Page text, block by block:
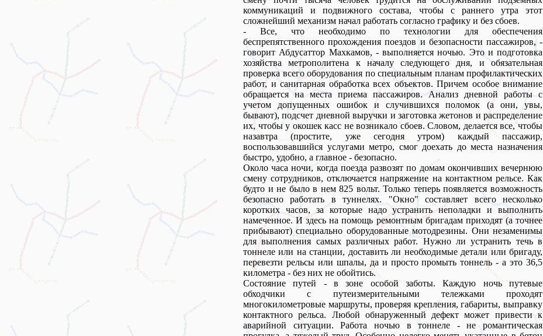
коммуникаций и подвижного состава, чтобы с раннего утра этот
сложнейший механизм начал работать согласно графику и без сбоев.
- Все, что необходимо по технологии для обеспечения
беспрепятственного прохождения поездов и безопасности пассажиров, -
говорит Абдусаттор Махкамов, - выполняется ночью. Это и подготовка
хозяйства метрополитена к началу следующего дня, и обязательная
проверка всего оборудования по специальным планам профилактических
работ, и санитарная обработка всех объектов. Причем особое внимание
обращается на места приема пассажиров. Анализ дневной работы с
учетом допущенных ошибок и случившихся поломок (а они, увы,
бывают), подсчет дневной выручки и заготовка жетонов и распределение
их, чтобы у окошек касс не возникало сбоев. Словом, делается все, чтобы
назавтра (простите, уже сегодня утром) каждый пассажир,
воспользовавшийся услугами метро, смог доехать до места назначения
быстро, удобно, а главное - безопасно.
Около часа ночи, когда поезда развозят по домам окончивших вечернюю
смену сотрудников, отключается напряжение на контактном рельсе. Как
будто и не было в нем 825 вольт. Только теперь появляется возможность
безопасно работать в туннелях. "Окно" составляет всего несколько
коротких часов, за которые надо устранить неполадки и выполнить
намеченное. И здесь на помощь ремонтным бригадам приходят (а точнее
прибывают) специально оборудованные мотодрезины. Они незаменимы
для выполнения самых различных работ. Нужно ли устранить течь в
тоннеле или на станции, доставить ли необходимые детали или бригаду,
перевезти рельсы или шпалы, да и просто промыть тоннель - а это 36,5
километра - без них не обойтись.
Состояние путей - в зоне особой заботы. Каждую ночь путевые
обходчики с путеизмерительными тележками проходят
многокилометровые маршруты, проверяя крепления, габариты, выправку
контактного рельса. Любой обнаруженный дефект может привести к
аварийной ситуации. Работа ночью в тоннеле - не романтическая